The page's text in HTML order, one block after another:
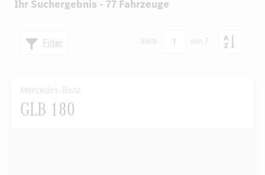
Ihr Suchergebnis - 77 Fahrzeuge
Filter Seite 1 von 7
Mercedes-Benz
GLB 180